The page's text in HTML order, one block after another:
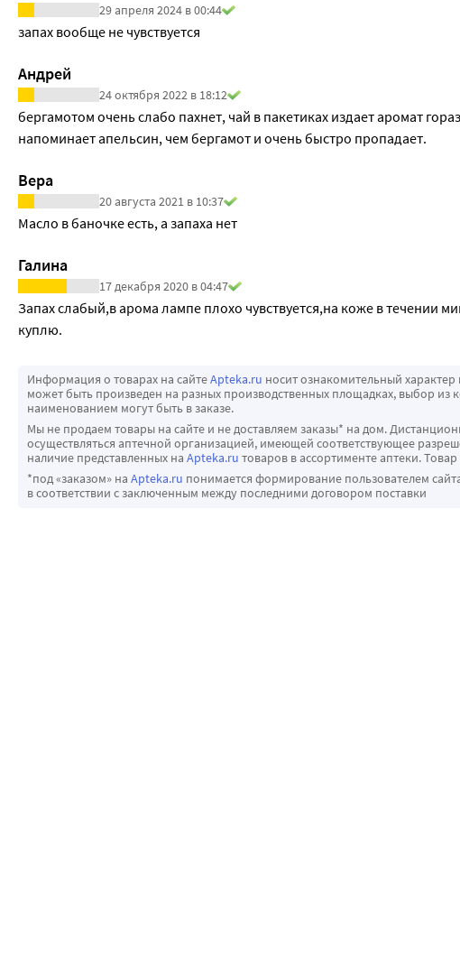
29 апреля 2024 в 00:44
запах вообще не чувствуется
Андрей
24 октября 2022 в 18:12
бергамотом очень слабо пахнет, чай в пакетиках издает аромат
напоминает апельсин, чем бергамот и очень быстро пропадает.
Вера
20 августа 2021 в 10:37
Масло в баночке есть, а запаха нет
Галина
17 декабря 2020 в 04:47
Запах слабый,в арома лампе плохо чувствуется,на коже в течении
куплю.
Информация о товарах на сайтеApteka.ru носит ознакомительный
может быть произведен на разных производственных площадках, выбор
наименованием могут быть в заказе.
Мы не продаем товары на сайте и не доставляем заказы* на дом.
осуществляться аптечной организацией, имеющей соответствующее
наличие представленных на Apteka.ru товаров в ассортименте аптеки.
*под «заказом» на Apteka.ru понимается формирование пользователем
в соответствии с заключенным между последними договором поставки